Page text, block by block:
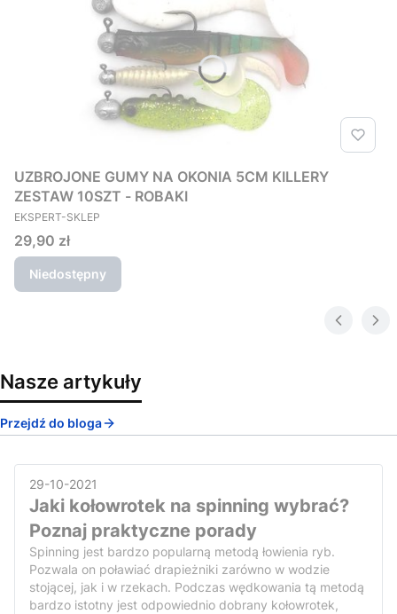
UZBROJONE GUMY NA OKONIA 5CM KILLERY
ZESTAW 10SZT - ROBAKI
PRODUCENT
EKSPERT-SKLEP
Cena
29,90 zł
Niedostępny
Nasze artykuły
Przejdź do bloga
29-10-2021
Jaki kołowrotek na spinning wybrać?
Poznaj praktyczne porady
Spinning jest bardzo popularną metodą łowienia ryb.
Pozwala on poławiać drapieżniki zarówno w wodzie
stojącej, jak i w rzekach. Podczas wędkowania tą metodą
bardzo istotny jest odpowiednio dobrany kołowrotek,